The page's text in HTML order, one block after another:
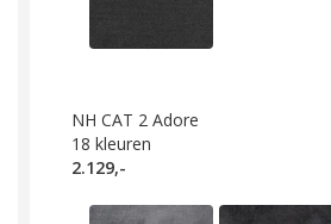
NH CAT 2 Adore
18 kleuren
2.129,-